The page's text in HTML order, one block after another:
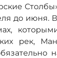
до июня.
рек,